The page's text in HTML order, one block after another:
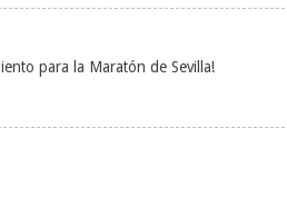
para la Maratón de Sevilla!